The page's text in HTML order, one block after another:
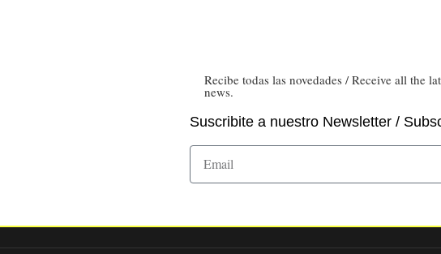
Recibe todas las novedades / Receive all the
news.
Suscribite a nuestro Newsletter /